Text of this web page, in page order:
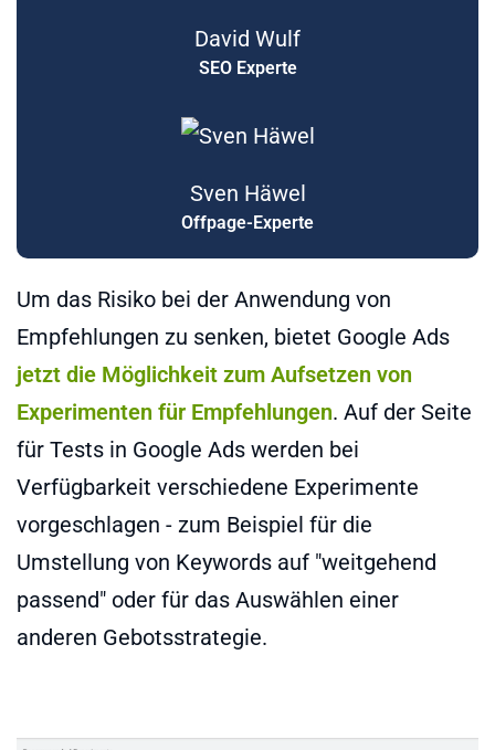
David Wulf
SEO Experte
Sven Häwel
Offpage-Experte
Um das Risiko bei der Anwendung von
Empfehlungen zu senken, bietet Google Ads
jetzt die Möglichkeit zum Aufsetzen von
Experimenten für Empfehlungen. Auf der Seite
für Tests in Google Ads werden bei
Verfügbarkeit verschiedene Experimente
vorgeschlagen - zum Beispiel für die
Umstellung von Keywords auf "weitgehend
passend" oder für das Auswählen einer
anderen Gebotsstrategie.